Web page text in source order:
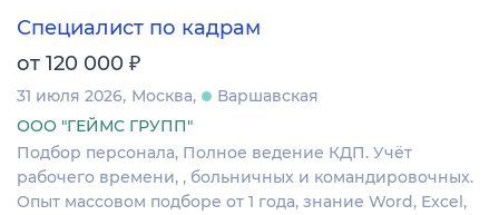
Специалист по кадрам
от 120 000 ₽
31 июля 2026 Москва
Варшавская
ООО "ГЕЙМС ГРУПП"
Подбор персонала, Полное ведение КДП. Учёт
рабочего времени, , больничных и командировочных.
Опыт массовом подборе от 1 года, знание Word, Excel,